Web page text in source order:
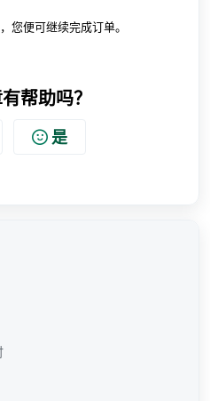
您便可继续完成订单。
帮助吗？
是